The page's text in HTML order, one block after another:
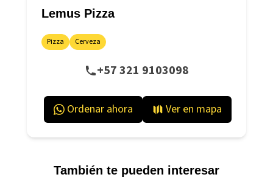
Lemus Pizza
Pizza Cerveza
‪+57 321 9103098‬
Ordenar ahora Ver en mapa
También te pueden interesar